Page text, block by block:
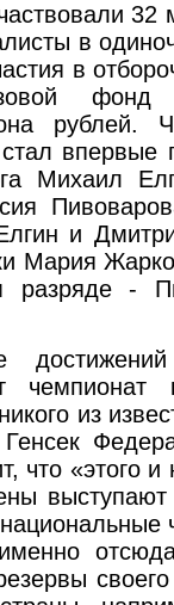
32
в
в
фонд
рублей.
впервые
Михаил
и
Мария
разряде -
достижений
чемпионат
из
что «этого и